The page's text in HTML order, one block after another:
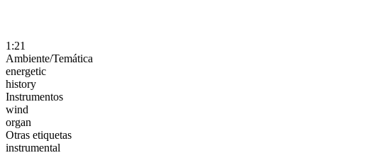
1:21
Ambiente/Temática
energetic
history
Instrumentos
wind
organ
Otras etiquetas
instrumental